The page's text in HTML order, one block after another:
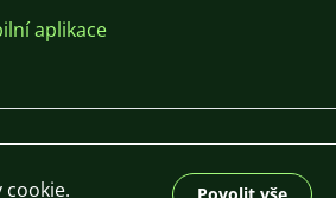
aplikace